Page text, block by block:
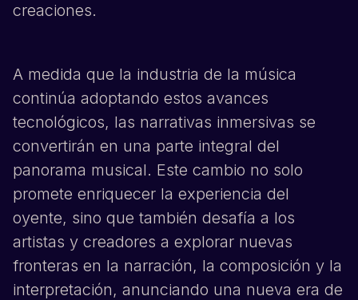
creaciones.
A medida que la industria de la música
continúa adoptando estos avances
tecnológicos, las narrativas inmersivas se
convertirán en una parte integral del
panorama musical. Este cambio no solo
promete enriquecer la experiencia del
oyente, sino que también desafía a los
artistas y creadores a explorar nuevas
fronteras en la narración, la composición y la
interpretación, anunciando una nueva era de